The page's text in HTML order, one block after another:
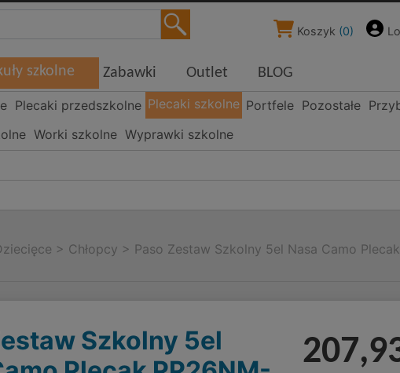
Koszyk (0)
szkolne Zabawki Outlet BLOG
Plecaki przedszkolne Plecaki szkolne Portfele Pozostałe
Worki szkolne Wyprawki szkolne
> Chłopcy > Paso Zestaw Szkolny 5el Nasa Camo
Szkolny 5el